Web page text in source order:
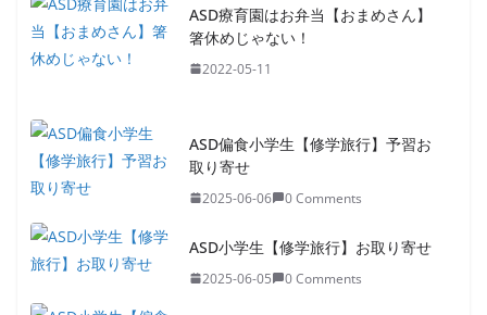
ASD療育園はお弁当【おまめさん】
箸休めじゃない！
2022-05-11
ASD偏食小学生【修学旅行】予習お
取り寄せ
2025-06-06 0 Comments
ASD小学生【修学旅行】お取り寄せ
2025-06-05 0 Comments